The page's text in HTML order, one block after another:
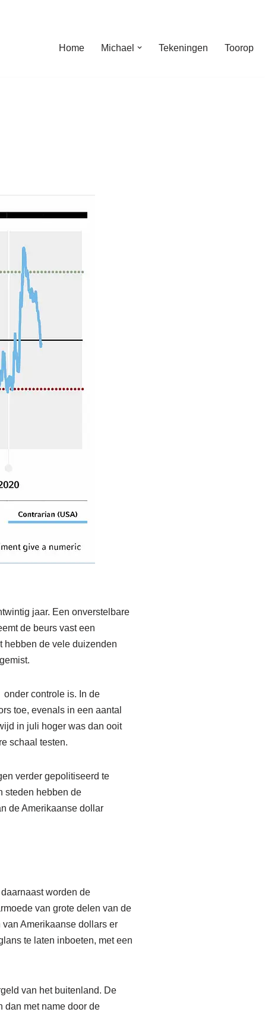
Home Michael Tekeningen Toorop
jaar. Een onverstelbare
de beurs vast een
hebben de vele duizenden
controle is. In de
toe, evenals in een aantal
in juli hoger was dan ooit
schaal testen.
verder gepolitiseerd te
steden hebben de
de Amerikaanse dollar
worden de
van grote delen van de
Amerikaanse dollars er
te laten inboeten, met een
van het buitenland. De
dan met name door de